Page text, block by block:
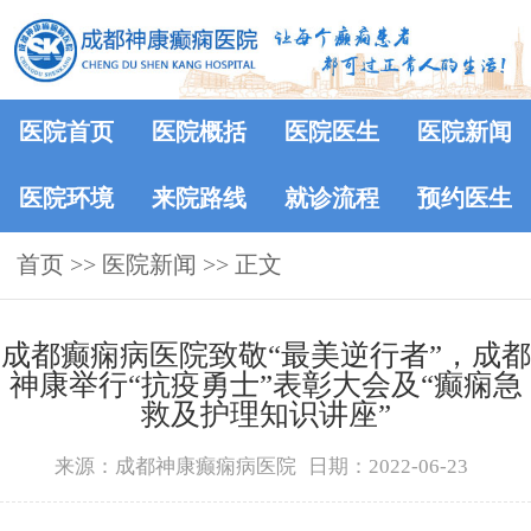
医院首页 医院概括 医院医生 医院新闻
医院环境 来院路线 就诊流程 预约医生
首页 >> 医院新闻 >> 正文
成都癫痫病医院致敬“最美逆行者”，成都
神康举行“抗疫勇士”表彰大会及“癫痫急
救及护理知识讲座”
来源：成都神康癫痫病医院 日期：2022-06-23